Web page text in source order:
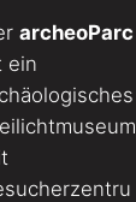
archeoParc
ein